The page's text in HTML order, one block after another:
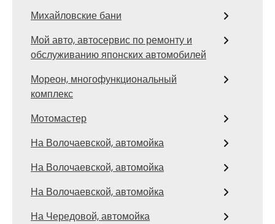
Михайловские бани
Мой авто, автосервис по ремонту и
обслуживанию японских автомобилей
Мореон, многофункциональный
комплекс
Мотомастер
На Волочаевской, автомойка
На Волочаевской, автомойка
На Волочаевской, автомойка
На Чередовой, автомойка